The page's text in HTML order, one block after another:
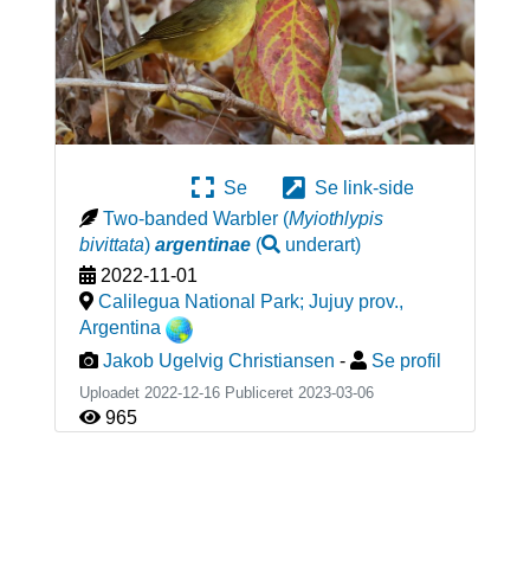
Se
Se link-side
Two-banded Warbler (Myiothlypis
bivittata) argentinae( underart)
2022-11-01
Calilegua National Park; Jujuy prov.,
Argentina
Jakob Ugelvig Christiansen - Se profil
Uploadet 2022-12-16 Publiceret 2023-03-06
965